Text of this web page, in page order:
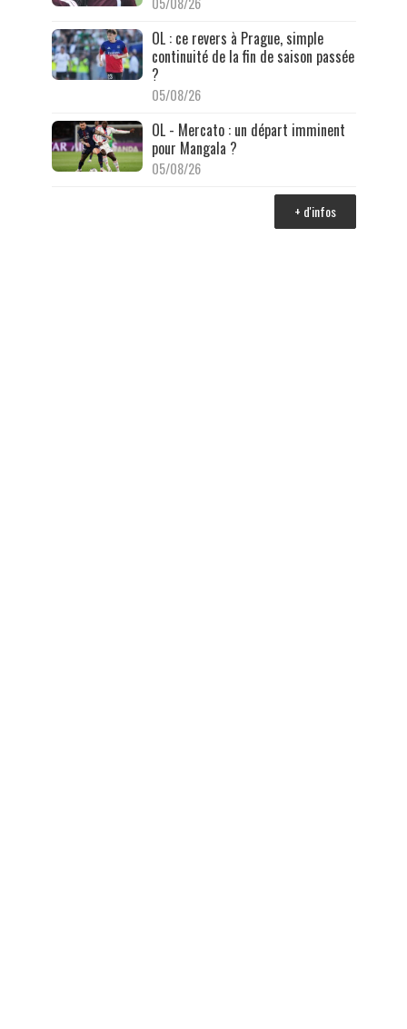
OL : ce revers à Prague, simple
continuité de la fin de saison passée
?
05/08/26
OL - Mercato : un départ imminent
pour Mangala ?
05/08/26
+ d'infos